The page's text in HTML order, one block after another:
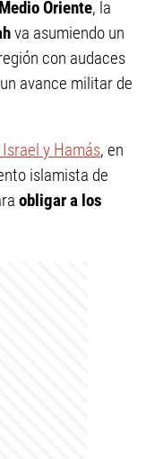
Oriente, la
va asumiendo un
con audaces
avance militar de
y Hamás, en
islamista de
obligar a los